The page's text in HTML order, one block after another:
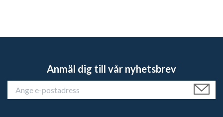
Anmäl dig till vår nyhetsbrev